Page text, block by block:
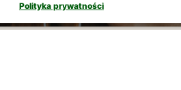
Polityka prywatności